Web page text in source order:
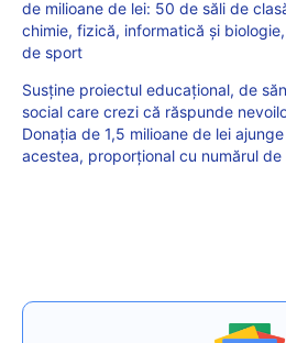
de milioane de lei: 50 de săli de
chimie, fizică, informatică și
de sport
Susține proiectul educațional, de
social care crezi că răspunde
Donația de 1,5 milioane de lei
acestea, proporțional cu numărul de